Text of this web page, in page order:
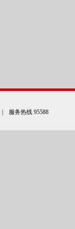
| 服务热线 95588